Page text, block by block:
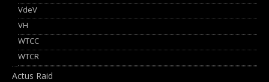
VdeV
VH
WTCC
WTCR
Actus Raid